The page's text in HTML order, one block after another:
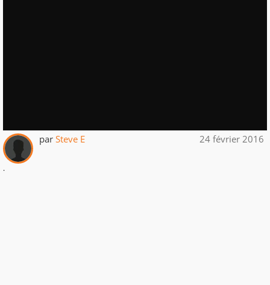
par Steve E 24 février 2016
.